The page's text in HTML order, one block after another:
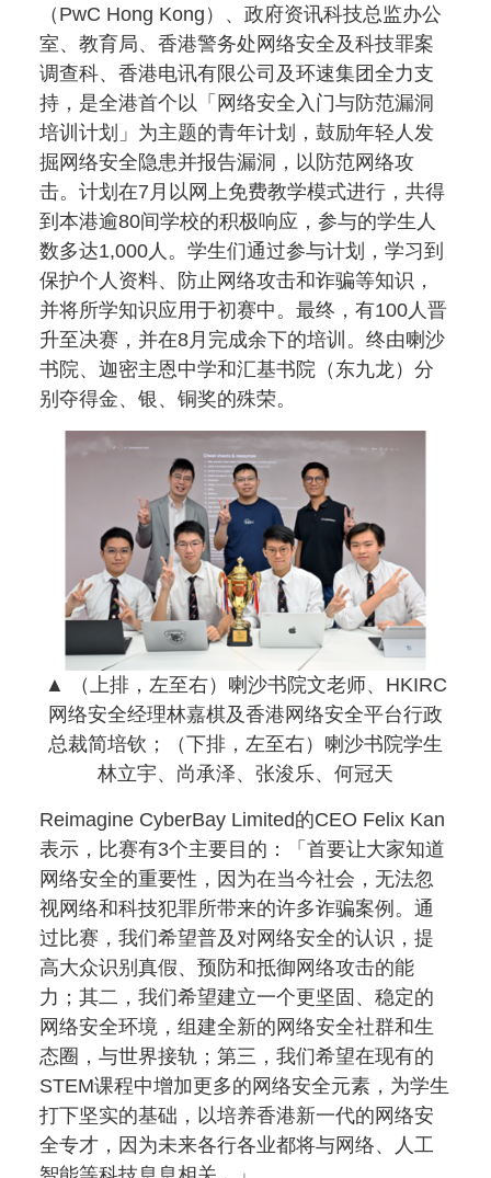
（PwC Hong Kong）、政府资讯科技总监办公
室、教育局、香港警务处网络安全及科技罪案
调查科、香港电讯有限公司及环速集团全力支
持，是全港首个以「网络安全入门与防范漏洞
培训计划」为主题的青年计划，鼓励年轻人发
掘网络安全隐患并报告漏洞，以防范网络攻
击。计划在7月以网上免费教学模式进行，共得
到本港逾80间学校的积极响应，参与的学生人
数多达1,000人。学生们通过参与计划，学习到
保护个人资料、防止网络攻击和诈骗等知识，
并将所学知识应用于初赛中。最终，有100人晋
升至决赛，并在8月完成余下的培训。终由喇沙
书院、迦密主恩中学和汇基书院（东九龙）分
别夺得金、银、铜奖的殊荣。
▲ （上排，左至右）喇沙书院文老师、HKIRC
网络安全经理林嘉棋及香港网络安全平台行政
总裁简培钦；（下排，左至右）喇沙书院学生
林立宇、尚承泽、张浚乐、何冠天
Reimagine CyberBay Limited的CEO Felix Kan
表示，比赛有3个主要目的：「首要让大家知道
网络安全的重要性，因为在当今社会，无法忽
视网络和科技犯罪所带来的许多诈骗案例。通
过比赛，我们希望普及对网络安全的认识，提
高大众识别真假、预防和抵御网络攻击的能
力；其二，我们希望建立一个更坚固、稳定的
网络安全环境，组建全新的网络安全社群和生
态圈，与世界接轨；第三，我们希望在现有的
STEM课程中增加更多的网络安全元素，为学生
打下坚实的基础，以培养香港新一代的网络安
全专才，因为未来各行各业都将与网络、人工